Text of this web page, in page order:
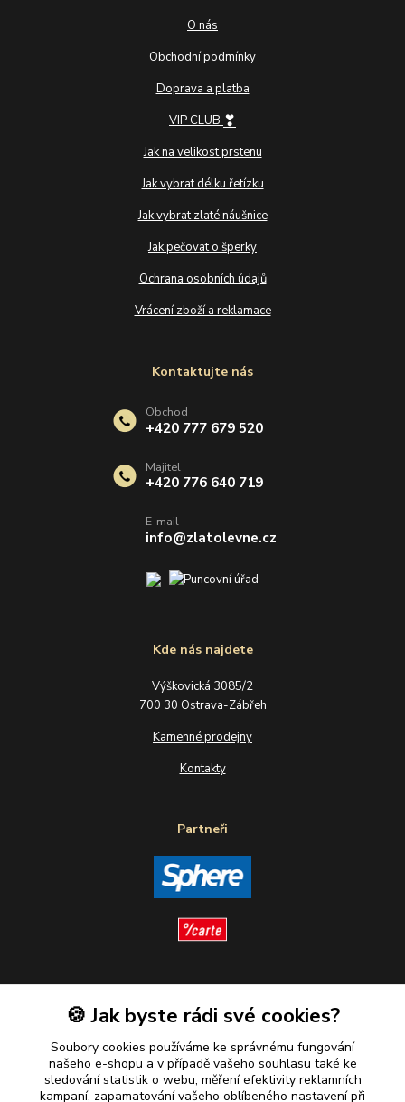
O nás
Obchodní podmínky
Doprava a platba
VIP CLUB ❣
Jak na velikost prstenu
Jak vybrat délku řetízku
Jak vybrat zlaté náušnice
Jak pečovat o šperky
Ochrana osobních údajů
Vrácení zboží a reklamace
Kde nás najdete
Výškovická 3085/2
700 30 Ostrava-Zábřeh
Kamenné prodejny
Kontakty
Partneři
Kontaktujte nás
Obchod
+420 777 679 520
Majitel
+420 776 640 719
E-mail
info@zlatolevne.cz
🍪 Jak byste rádi své cookies?
Soubory cookies používáme ke správnému fungování
našeho e-shopu a v případě vašeho souhlasu také ke
sledování statistik o webu, měření efektivity reklamních
kampaní, zapamatování vašeho oblíbeného nastavení při